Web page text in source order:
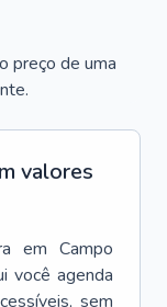
preço de uma
valores
em Campo
você agenda
sem